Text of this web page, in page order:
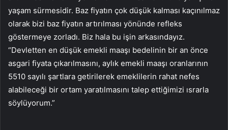
yaşam sürmesidir. Baz fiyatın çok düşük kalması kaçınılmaz
olarak bizi baz fiyatın artırılması yönünde refleks
göstermeye zorladı. Biz hala bu işin arkasındayız.
“Devletten en düşük emekli maaşı bedelinin bir an önce
asgari fiyata çıkarılmasını, aylık emekli maaşı oranlarının
5510 sayılı şartlara getirilerek emeklilerin rahat nefes
alabileceği bir ortam yaratılmasını talep ettiğimizi ısrarla
söylüyorum.”